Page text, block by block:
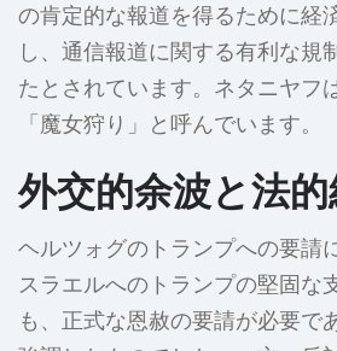
の肯定的な報道を得るために経
し、通信報道に関する有利な規
たとされています。ネタニヤフ
「魔女狩り」と呼んでいます。
外交的余波と法
ヘルツォグのトランプへの要請
スラエルへのトランプの堅固な
も、正式な恩赦の要請が必要で